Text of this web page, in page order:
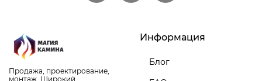
Продажа, проектирование,
монтаж. Широкий
Информация
Блог